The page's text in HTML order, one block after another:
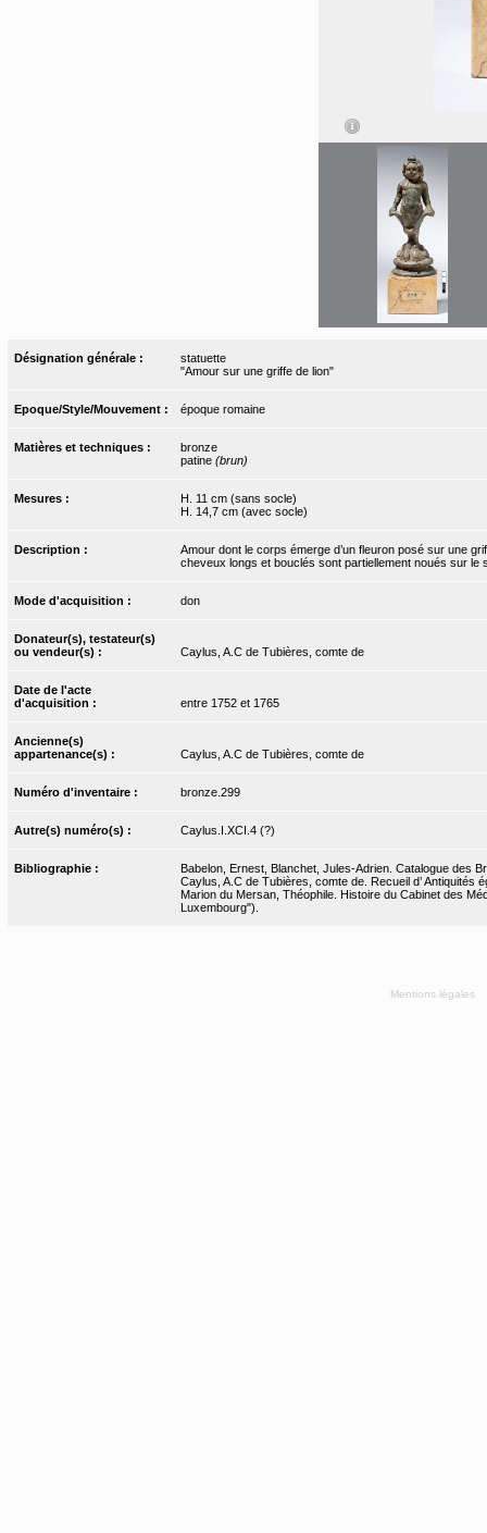
Désignation générale :
statuette
"Amour sur une griffe de lion"
Epoque/Style/Mouvement : époque romaine
Matières et techniques :
bronze
patine (brun)
Mesures :
H. 11 cm (sans socle)
H. 14,7 cm (avec socle)
Description :
Amour dont le corps émerge d’un fleuron posé sur une
cheveux longs et bouclés sont partiellement noués sur le
Mode d'acquisition : don
Donateur(s), testateur(s)
ou vendeur(s) :
Caylus, A.C de Tubières, comte de
Date de l'acte
d'acquisition :
entre 1752 et 1765
Ancienne(s)
appartenance(s) :
Caylus, A.C de Tubières, comte de
Numéro d'inventaire : bronze.299
Autre(s) numéro(s) : Caylus.I.XCI.4 (?)
Bibliographie :
Babelon, Ernest, Blanchet, Jules-Adrien. Catalogue des
Caylus, A.C de Tubières, comte de. Recueil d’
Marion du Mersan, Théophile. Histoire du Cabinet des
Luxembourg").
Mentions légales